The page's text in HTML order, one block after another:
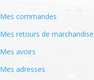
Mes commandes
Mes retours de marchandise
Mes avoirs
Mes adresses